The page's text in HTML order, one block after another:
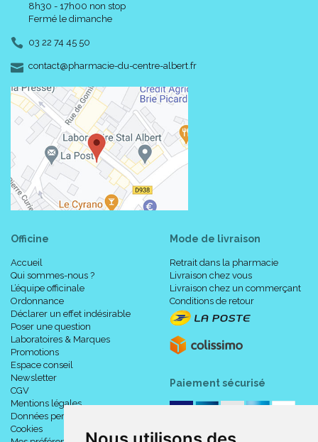
8h30 - 17h00 non stop
Fermé le dimanche
03 22 74 45 50
contact-
@-
pharmacie-du-centre-albert.fr
Officine
Accueil
Qui sommes-nous ?
L’équipe officinale
Ordonnance
Déclarer un effet indésirable
Poser une question
Laboratoires & Marques
Promotions
Espace conseil
Newsletter
CGV
Mentions légales
Données personnelles
Cookies
Mode de livraison
Retrait dans la pharmacie
Livraison chez vous
Livraison chez un commerçant
Conditions de retour
Paiement sécurisé